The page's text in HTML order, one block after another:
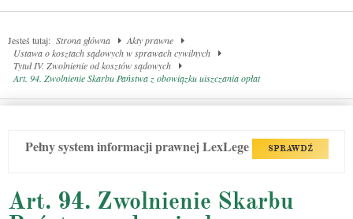
Jesteś tutaj: Strona główna
Akty prawne
Ustawa o kosztach sądowych w sprawach cywilnych
Tytuł IV. Zwolnienie od kosztów sądowych
Art. 94. Zwolnienie Skarbu Państwa z obowiązku uiszczania opłat
Pełny system informacji prawnej LexLege SPRAWDŹ
Art. 94. Zwolnienie Skarbu